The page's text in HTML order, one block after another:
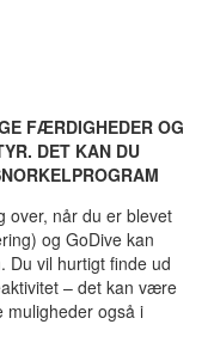
FÆRDIGHEDER OG
DET KAN DU
over, når du er blevet
og GoDive kan
Du vil hurtigt finde ud
– det kan være
muligheder også i